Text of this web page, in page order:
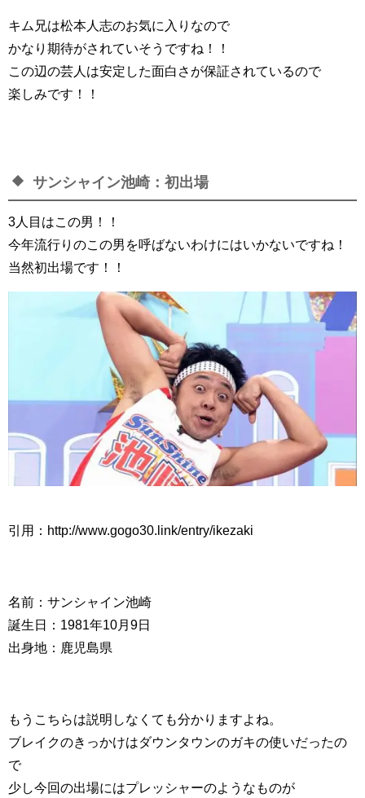
キム兄は松本人志のお気に入りなので
かなり期待がされていそうですね！！
この辺の芸人は安定した面白さが保証されているので
楽しみです！！
サンシャイン池崎：初出場
3人目はこの男！！
今年流行りのこの男を呼ばないわけにはいかないですね！
当然初出場です！！
引用：http://www.gogo30.link/entry/ikezaki
名前：サンシャイン池崎
誕生日：1981年10月9日
出身地：鹿児島県
もうこちらは説明しなくても分かりますよね。
ブレイクのきっかけはダウンタウンのガキの使いだったの
で
少し今回の出場にはプレッシャーのようなものが